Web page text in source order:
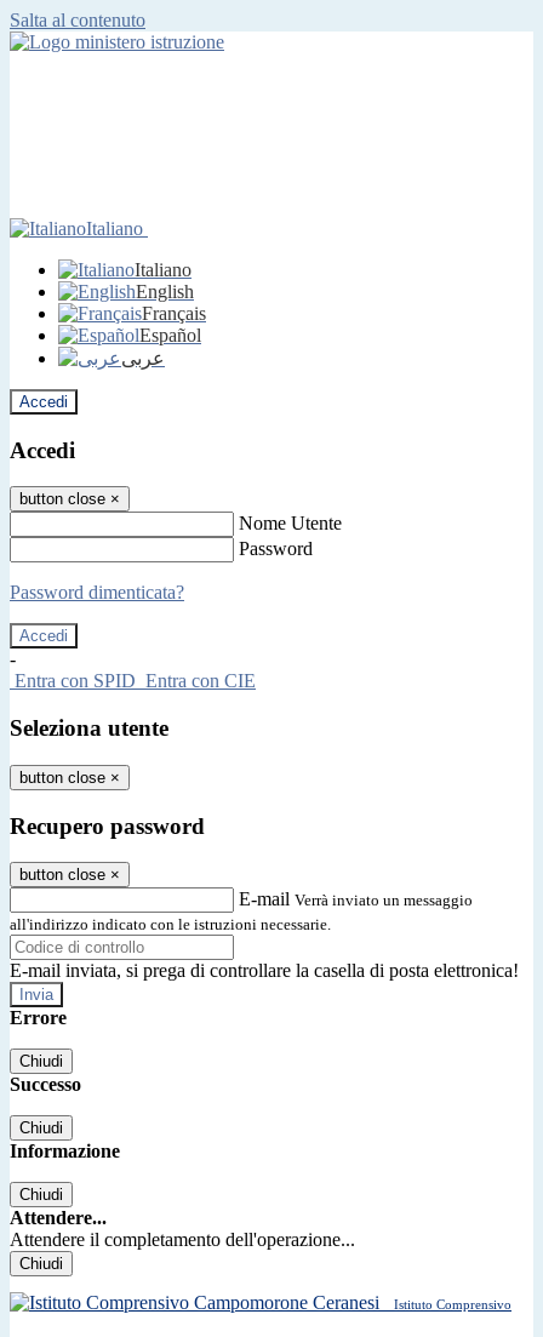
Salta al contenuto
Italiano
Italiano
English
Français
Español
عربى
Accedi
Accedi
button close ×
Nome Utente
Password
Password dimenticata?
-
Entra con SPID Entra con CIE
Seleziona utente
button close ×
Recupero password
button close ×
E-mail Verrà inviato un messaggio
all'indirizzo indicato con le istruzioni necessarie.
E-mail inviata, si prega di controllare la casella di posta elettronica!
Errore
Chiudi
Successo
Chiudi
Informazione
Chiudi
Attendere...
Attendere il completamento dell'operazione...
Chiudi
Istituto Comprensivo